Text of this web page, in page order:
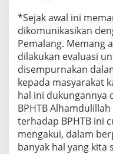
*Sejak awal ini
dikomunikasikan
Pemalang. Memang
dilakukan evaluasi
disempurnakan
kepada masyarakat
hal ini dukungannya
BPHTB
terhadap BPHTB ini
mengakui, dalam
banyak hal yang kita